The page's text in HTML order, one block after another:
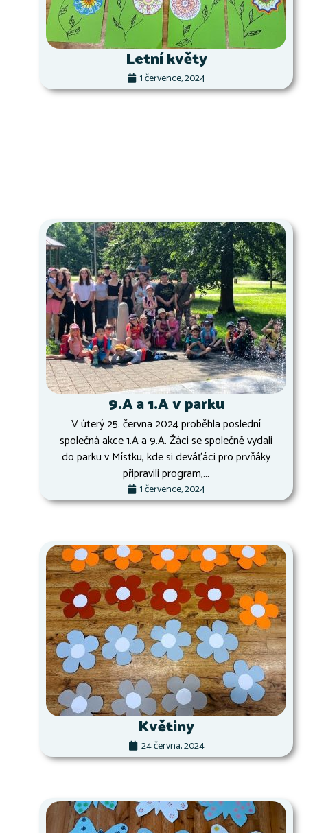
Letní květy
1 července, 2024
9.A a 1.A v parku
V úterý 25. června 2024 proběhla poslední
společná akce 1.A a 9.A. Žáci se společně vydali
do parku v Místku, kde si deváťáci pro prvňáky
připravili program,...
1 července, 2024
Květiny
24 června, 2024